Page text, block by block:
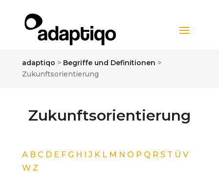
adaptiqo > Begriffe und Definitionen >
Zukunftsorientierung
Zukunftsorientierung
A B C D E F G H I J K L M N O P Q R S T Ü V
W Z